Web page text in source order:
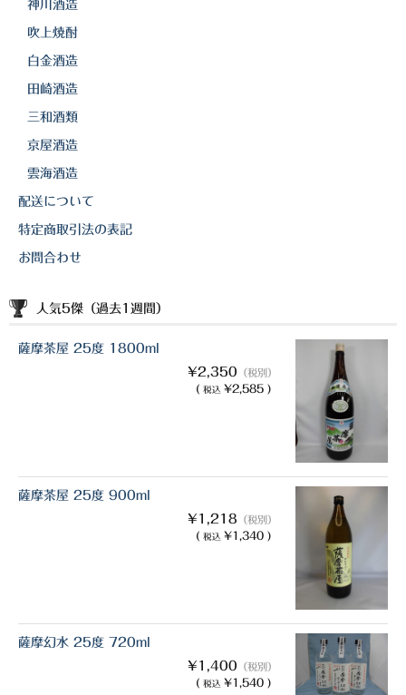
神川酒造
吹上焼酎
白金酒造
田崎酒造
三和酒類
京屋酒造
雲海酒造
配送について
特定商取引法の表記
お問合わせ
人気5傑（過去1週間）
薩摩茶屋 25度 1800ml
¥2,350 （税別）
( 税込 ¥2,585 )
薩摩茶屋 25度 900ml
¥1,218 （税別）
( 税込 ¥1,340 )
薩摩幻水 25度 720ml
¥1,400 （税別）
( 税込 ¥1,540 )